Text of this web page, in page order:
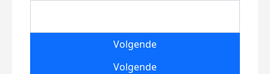
Volgende
Volgende